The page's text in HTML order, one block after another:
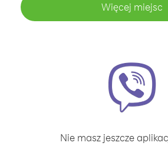
Więcej miejsc
Nie masz jeszcze